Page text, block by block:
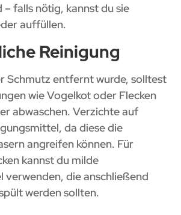
falls nötig, kannst du sie
auffüllen.
Reinigung
Schmutz entfernt wurde, solltest
wie Vogelkot oder Flecken
abwaschen. Verzichte auf
da diese die
angreifen können. Für
kannst du milde
verwenden, die anschließend
werden sollten.